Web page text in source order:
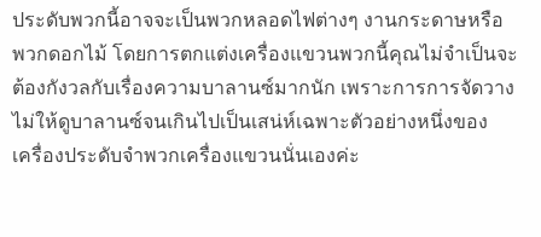
ประดับพวกนี้อาจจะเป็นพวกหลอดไฟต่างๆ งานกระดาษหรือ
พวกดอกไม้ โดยการตกแต่งเครื่องแขวนพวกนี้คุณไม่จำเป็นจะ
ต้องกังวลกับเรื่องความบาลานซ์มากนัก เพราะการการจัดวาง
ไม่ให้ดูบาลานซ์จนเกินไปเป็นเสน่ห์เฉพาะตัวอย่างหนึ่งของ
เครื่องประดับจำพวกเครื่องแขวนนั่นเองค่ะ